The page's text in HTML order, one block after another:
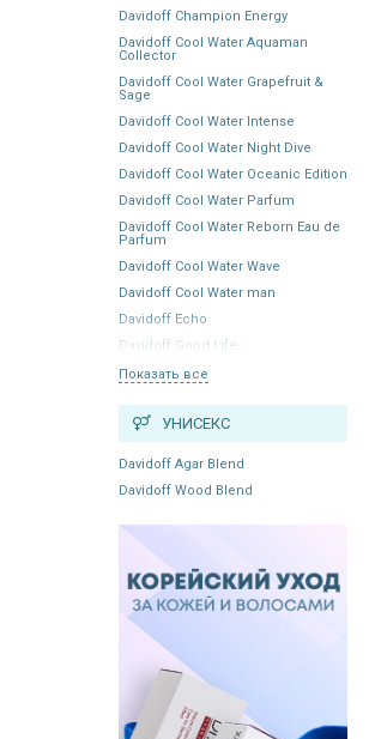
Davidoff Champion Energy
Davidoff Cool Water Aquaman
Collector
Davidoff Cool Water Grapefruit &
Sage
Davidoff Cool Water Intense
Davidoff Cool Water Night Dive
Davidoff Cool Water Oceanic Edition
Davidoff Cool Water Parfum
Davidoff Cool Water Reborn Eau de
Parfum
Davidoff Cool Water Wave
Davidoff Cool Water man
Davidoff Echo
Davidoff Good Life
Показать все
УНИСЕКС
Davidoff Agar Blend
Davidoff Wood Blend